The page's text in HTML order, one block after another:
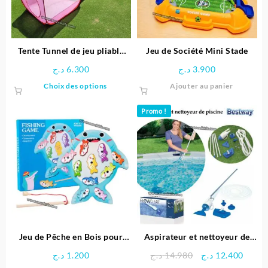
choisies
sur
la
page
Tente Tunnel de jeu pliable
6.300 د.ج
Choix des options
plusieurs
variations.
Les
options
peuvent
choisies
page
Jeu de Société Mini Stade
3.900 د.ج
Ajouter au panier
Jeu de Pêche en Bois pour
1.200 د.ج
Promo !
Aspirateur et nettoyeur de
14.980 د.ج
Le
12.400 د.ج